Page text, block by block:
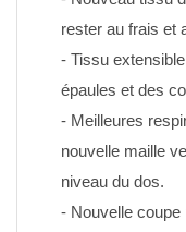
rester au frais et
- Tissu
épaules et des
- Meilleures
nouvelle maille
niveau du dos.
- Nouvelle coupe